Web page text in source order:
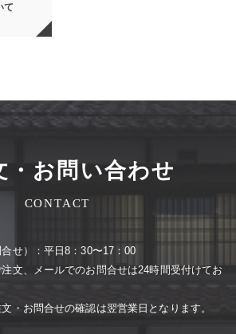
て
・お問い合わせ
CONTACT
せ）：平⽇8：30〜17：00
⽂、メールでのお問合せは24時間受付けてお
・お問合せの確認は翌営業⽇となります。